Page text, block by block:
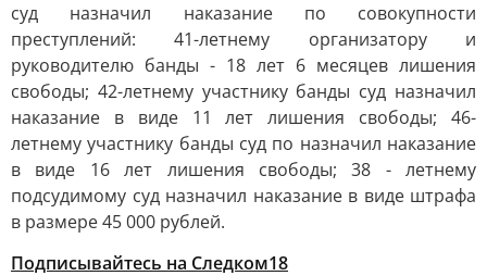
суд назначил наказание по совокупности
преступлений: 41-летнему организатору и
руководителю банды - 18 лет 6 месяцев лишения
свободы; 42-летнему участнику банды суд назначил
наказание в виде 11 лет лишения свободы; 46-
летнему участнику банды суд по назначил наказание
в виде 16 лет лишения свободы; 38 - летнему
подсудимому суд назначил наказание в виде штрафа
в размере 45 000 рублей.
Подписывайтесь на Следком18